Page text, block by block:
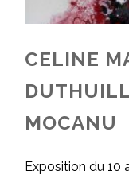
CELINE
MOCANU
Exposition du 10